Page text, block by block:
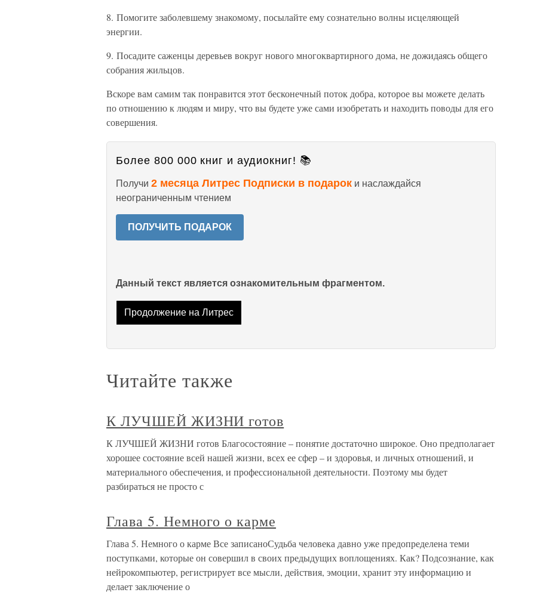
8. Помогите заболевшему знакомому, посылайте ему сознательно волны исцеляющей
энергии.
9. Посадите саженцы деревьев вокруг нового многоквартирного дома, не дожидаясь общего
собрания жильцов.
Вскоре вам самим так понравится этот бесконечный поток добра, которое вы можете делать
по отношению к людям и миру, что вы будете уже сами изобретать и находить поводы для его
совершения.
Более 800 000 книг и аудиокниг! 📚
Получи 2 месяца Литрес Подписки в подарок и наслаждайся
неограниченным чтением
ПОЛУЧИТЬ ПОДАРОК
Данный текст является ознакомительным фрагментом.
Продолжение на Литрес
Читайте также
К ЛУЧШЕЙ ЖИЗНИ готов
К ЛУЧШЕЙ ЖИЗНИ готов Благосостояние – понятие достаточно широкое. Оно предполагает
хорошее состояние всей нашей жизни, всех ее сфер – и здоровья, и личных отношений, и
материального обеспечения, и профессиональной деятельности. Поэтому мы будет
разбираться не просто с
Глава 5. Немного о карме
Глава 5. Немного о карме Все записаноСудьба человека давно уже предопределена теми
поступками, которые он совершил в своих предыдущих воплощениях. Как? Подсознание, как
нейрокомпьютер, регистрирует все мысли, действия, эмоции, хранит эту информацию и
делает заключение о